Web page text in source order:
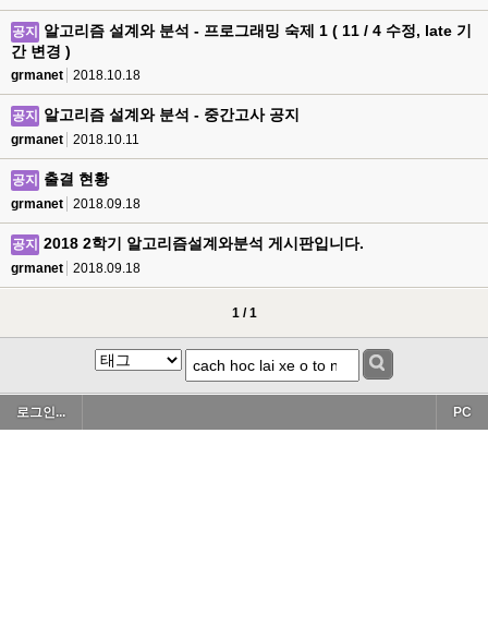
공지
알고리즘 설계와 분석 - 프로그래밍 숙제 1 ( 11 / 4 수정, late 기
간 변경 )
grmanet 2018.10.18
공지 알고리즘 설계와 분석 - 중간고사 공지
grmanet 2018.10.11
공지 출결 현황
grmanet 2018.09.18
공지 2018 2학기 알고리즘설계와분석 게시판입니다.
grmanet 2018.09.18
1 / 1
로그인... PC